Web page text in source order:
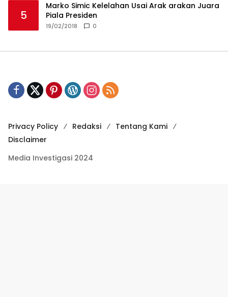
5
Marko Simic Kelelahan Usai Arak arakan Juara
Piala Presiden
19/02/2018 0
Privacy Policy Redaksi
Tentang Kami
Disclaimer
Media Investigasi 2024